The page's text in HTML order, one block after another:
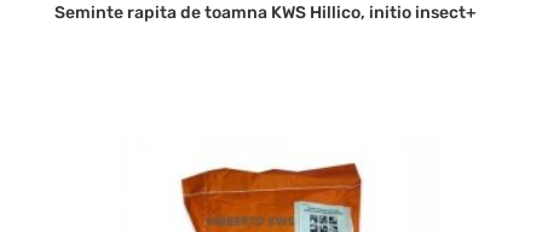
Seminte rapita de toamna KWS Hillico, initio insect+